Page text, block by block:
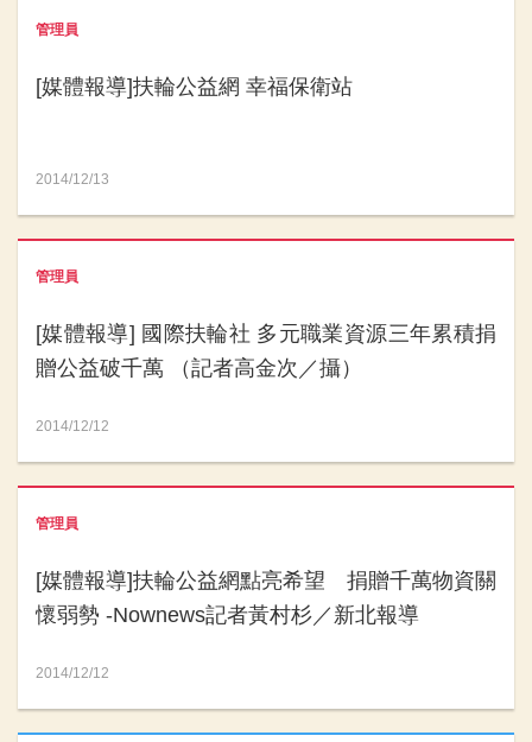
管理員
[媒體報導]扶輪公益網 幸福保衛站
2014/12/13
管理員
[媒體報導] 國際扶輪社 多元職業資源三年累積捐
贈公益破千萬 （記者高金次／攝）
2014/12/12
管理員
[媒體報導]扶輪公益網點亮希望 捐贈千萬物資關
懷弱勢 -Nownews記者黃村杉／新北報導
2014/12/12